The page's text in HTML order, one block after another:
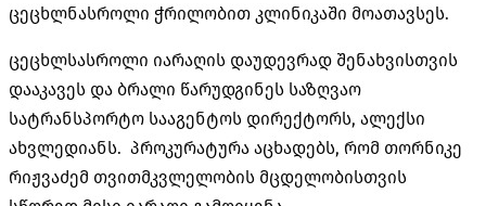
ცეცხლნასროლი ჭრილობით კლინიკაში მოათავსეს.
ცეცხლსასროლი იარაღის დაუდევრად შენახვისთვის
დააკავეს და ბრალი წარუდგინეს საზღვაო
სატრანსპორტო სააგენტოს დირექტორს, ალექსი
ახვლედიანს. პროკურატურა აცხადებს, რომ თორნიკე
რიჟვაძემ თვითმკვლელობის მცდელობისთვის